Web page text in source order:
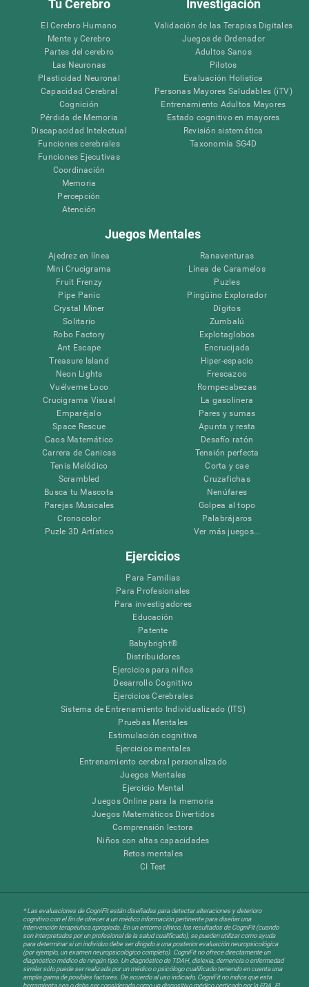
Tu Cerebro
El Cerebro Humano
Mente y Cerebro
Partes del cerebro
Las Neuronas
Plasticidad Neuronal
Capacidad Cerebral
Cognición
Pérdida de Memoria
Discapacidad Intelectual
Funciones cerebrales
Funciones Ejecutivas
Coordinación
Memoria
Percepción
Atención
Investigación
Validación de las Terapias Digitales
Juegos de Ordenador
Adultos Sanos
Pilotos
Evaluación Holistica
Personas Mayores Saludables (iTV)
Entrenamiento Adultos Mayores
Estado cognitivo en mayores
Revisión sistemática
Taxonomía SG4D
Juegos Mentales
Ajedrez en línea
Mini Crucigrama
Fruit Frenzy
Pipe Panic
Crystal Miner
Solitario
Robo Factory
Ant Escape
Treasure Island
Neon Lights
Vuélveme Loco
Crucigrama Visual
Emparéjalo
Space Rescue
Caos Matemático
Carrera de Canicas
Tenis Melódico
Scrambled
Busca tu Mascota
Parejas Musicales
Cronocolor
Puzle 3D Artístico
Ranaventuras
Línea de Caramelos
Puzles
Pingüino Explorador
Dígitos
Zumbalú
Explotaglobos
Encrucijada
Hiper-espacio
Frescazoo
Rompecabezas
La gasolinera
Pares y sumas
Apunta y resta
Desafío ratón
Tensión perfecta
Corta y cae
Cruzafichas
Nenúfares
Golpea al topo
Palabrájaros
Ver más juegos...
Ejercicios
Para Familias
Para Profesionales
Para investigadores
Educación
Patente
Babybright®
Distribuidores
Ejercicios para niños
Desarrollo Cognitivo
Ejercicios Cerebrales
Sistema de Entrenamiento Individualizado (ITS)
Pruebas Mentales
Estimulación cognitiva
Ejercicios mentales
Entrenamiento cerebral personalizado
Juegos Mentales
Ejercicio Mental
Juegos Online para la memoria
Juegos Matemáticos Divertidos
Comprensión lectora
Niños con altas capacidades
Retos mentales
CI Test
* Las evaluaciones de CogniFit están diseñadas para detectar alteraciones y deterioro
cognitivo con el fin de ofrecer a un médico información pertinente para diseñar una
intervención terapéutica apropiada. En un entorno clínico, los resultados de CogniFit (cuando
son interpretados por un profesional de la salud cualificado), se pueden utilizar como ayuda
para determinar si un individuo debe ser dirigido a una posterior evaluación neuropsicológica
(por ejemplo, un examen neuropsicológico completo). CogniFit no ofrece directamente un
diagnóstico médico de ningún tipo. Un diagnóstico de TDAH, dislexia, demencia o enfermedad
similar sólo puede ser realizada por un médico o psicólogo cualificado teniendo en cuenta una
amplia gama de posibles factores. De acuerdo al uso indicado, CogniFit no indica que esta
herramienta sea o deba ser considerada como un dispositivo médico certicado por la FDA. El